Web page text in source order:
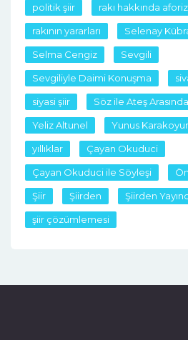
politik şiir rakı hakkında
rakının yararları Selenay
Selma Cengiz Sevgili
Sevgiliyle Daimi Konuşma
siyasi şiir Söz ile Ateş Arasında
Yeliz Altunel Yunus
yıllıklar Çayan Okuduci
Çayan Okuduci ile Söyleşi
Şiir Şiirden Şiirden
şiir çözümlemesi